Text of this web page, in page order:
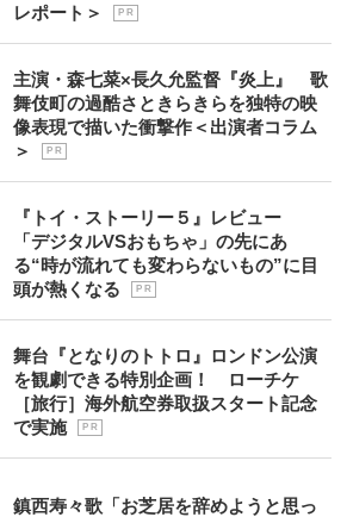
レポート＞
P R
主演・森七菜×長久允監督『炎上』 歌
舞伎町の過酷さときらきらを独特の映
像表現で描いた衝撃作＜出演者コラム
＞
P R
『トイ・ストーリー５』レビュー
「デジタルVSおもちゃ」の先にあ
る“時が流れても変わらないもの”に目
頭が熱くなる
P R
舞台『となりのトトロ』ロンドン公演
を観劇できる特別企画！ ローチケ
［旅行］海外航空券取扱スタート記念
で実施
P R
鎮西寿々歌「お芝居を辞めようと思っ